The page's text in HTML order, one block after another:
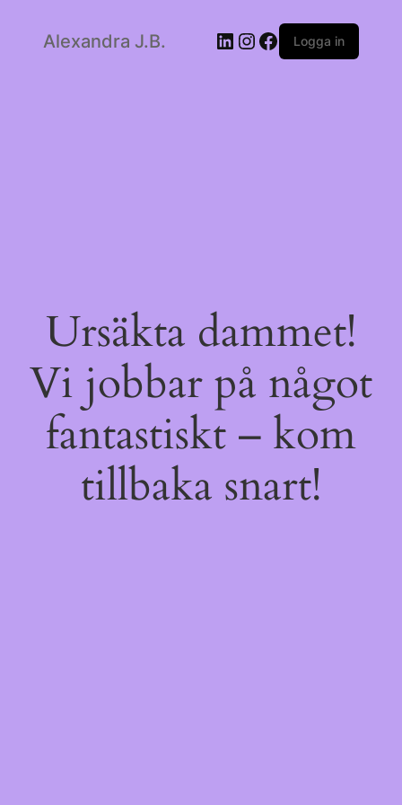
Alexandra J.B. LinkedIn
Instagram
Facebook
Logga in
Ursäkta dammet!
Vi jobbar på något
fantastiskt – kom
tillbaka snart!